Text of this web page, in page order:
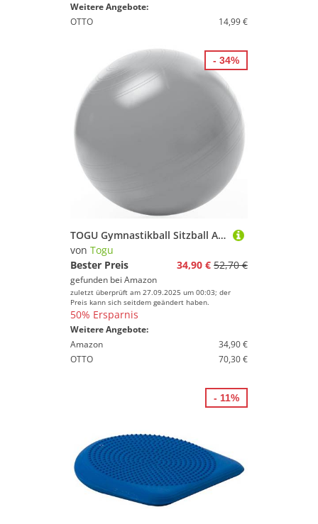
Weitere Angebote:
OTTO
14,99 €
TOGU Gymnastikball Sitzball ABS (Berstsicher), 75 cm, silber
von Togu
Bester Preis
34,90 € 52,70 €
gefunden bei Amazon
zuletzt überprüft am 27.09.2025 um 00:03; der
Preis kann sich seitdem geändert haben.
50% Ersparnis
Weitere Angebote:
Amazon
34,90 €
OTTO
70,30 €
- 34%
- 11%